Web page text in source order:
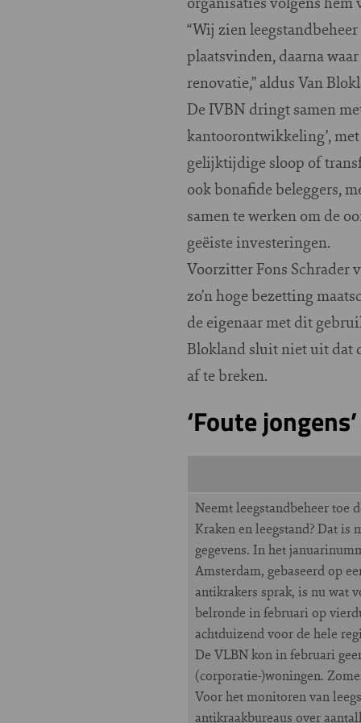
“Wij zien
plaatsvinden, daarna
renovatie,” aldus Van
De IVBN dringt samen
kantoorontwikkeling’,
gelijktijdige sloop of
ook bonafide beleggers,
samen te werken om de
geëiste investeringen.
Voorzitter Fons Schrader
zo’n hoge bezetting
de eigenaar met dit
Blokland sluit niet uit dat
af te breken.
‘Foute jongens’
Neemt leegstandbeheer toe
Kraken en leegstand? Dat is
gegevens. In het
Amsterdam, gebaseerd op
antikrakers sprak, is nu wat
belronde in februari op
achtduizend voor de hele
De VLBN kon in februari
(corporatie-)woningen.
Voor het monitoren van
antikraakbureaus over